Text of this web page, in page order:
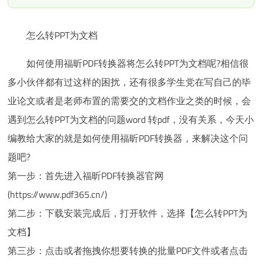
转换器
怎么转PPT为文档
如何使用福昕PDF转换器将怎么转PPT为文档呢?相信很
多小伙伴都有过这样的困扰，还有很多学生党在写自己的毕
业论文或者是老师布置的需要交的文档作业之类的时候，会
遇到怎么转PPT为文档的问题word 转pdf，没有关系，今天小
编教给大家的就是如何使用福昕PDF转换器，来解决这个问
题吧?
第一步：首先进入福昕PDF转换器官网
(https://www.pdf365.cn/)
第二步：下载安装完成后，打开软件，选择【怎么转PPT为
文档】
第三步：点击或者拖拽你想要转换的批量PDF文件或者点击